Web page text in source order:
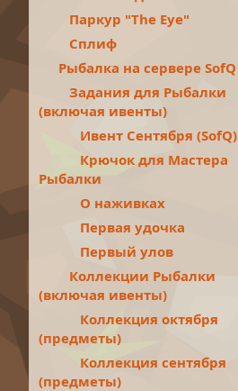
н
Паркур "The Eye"
Сплиф
Рыбалка на сервере SofQ
Задания для Рыбалки
(включая ивенты)
Ивент Сентября (SofQ)
Крючок для Мастера
Рыбалки
О наживках
Первая удочка
Первый улов
Коллекции Рыбалки
(включая ивенты)
Коллекция октября
(предметы)
Коллекция сентября
(предметы)